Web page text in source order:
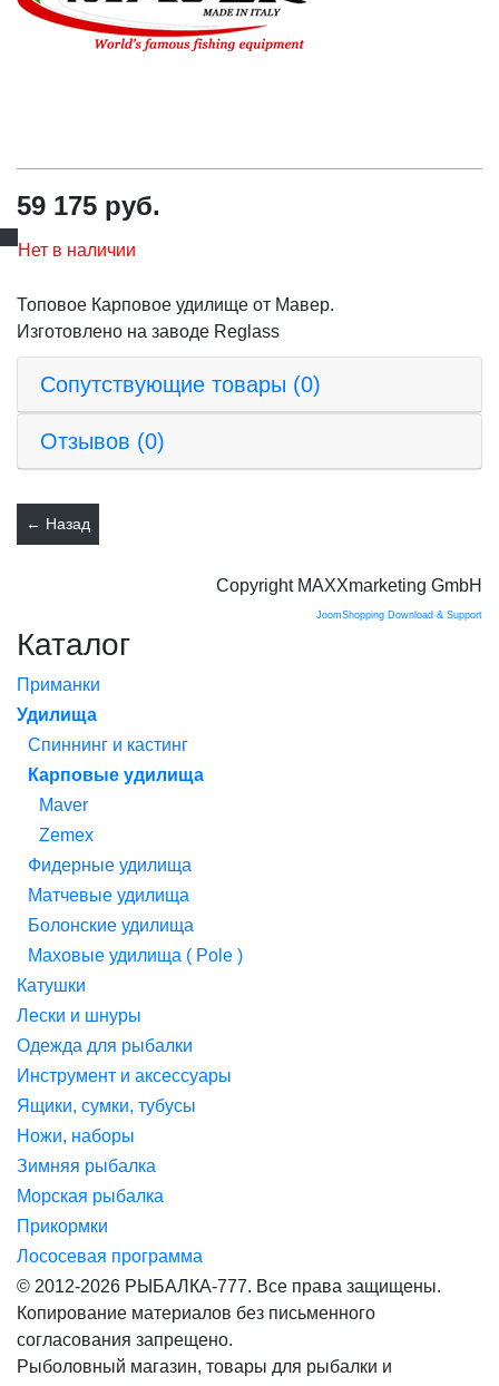
59 175 руб.
Нет в наличии
Топовое Карповое удилище от Мавер.
Изготовлено на заводе Reglass
Сопутствующие товары (0)
Отзывов (0)
Copyright MAXXmarketing GmbH
JoomShopping Download & Support
Каталог
Приманки
Удилища
Спиннинг и кастинг
Карповые удилища
Maver
Zemex
Фидерные удилища
Матчевые удилища
Болонские удилища
Маховые удилища ( Pole )
Катушки
Лески и шнуры
Одежда для рыбалки
Инструмент и аксессуары
Ящики, сумки, тубусы
Ножи, наборы
Зимняя рыбалка
Морская рыбалка
Прикормки
Лососевая программа
© 2012-2026 РЫБАЛКА-777. Все права защищены.
Копирование материалов без письменного
согласования запрещено.
Рыболовный магазин, товары для рыбалки и